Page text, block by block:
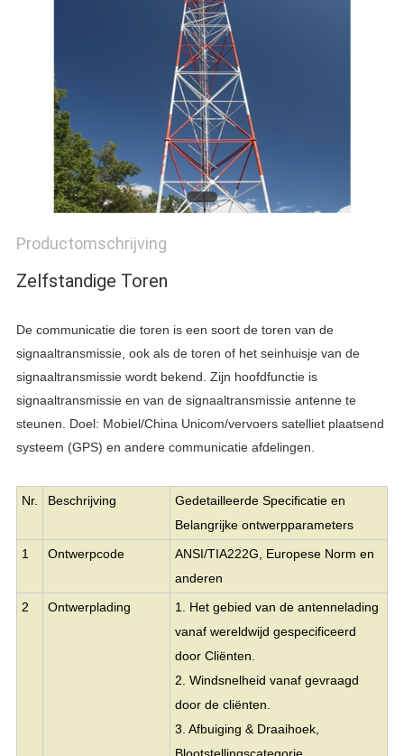
Productomschrijving
Zelfstandige Toren
De communicatie die toren is een soort de toren van de
signaaltransmissie, ook als de toren of het seinhuisje van de
signaaltransmissie wordt bekend. Zijn hoofdfunctie is
signaaltransmissie en van de signaaltransmissie antenne te
steunen. Doel: Mobiel/China Unicom/vervoers satelliet plaatsend
systeem (GPS) en andere communicatie afdelingen.
Nr. Beschrijving
Gedetailleerde Specificatie en
Belangrijke ontwerpparameters
1
Ontwerpcode
ANSI/TIA222G, Europese Norm en
anderen
2
Ontwerplading
1. Het gebied van de antennelading
vanaf wereldwijd gespecificeerd
door Cliënten.
2. Windsnelheid vanaf gevraagd
door de cliënten.
3. Afbuiging & Draaihoek,